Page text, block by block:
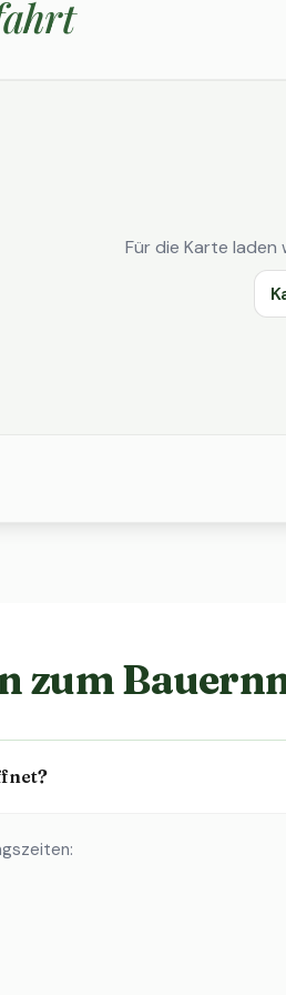
Für die Karte laden
zum